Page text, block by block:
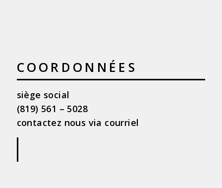
COORDONNÉES
siège social
(819) 561 – 5028
contactez nous via courriel